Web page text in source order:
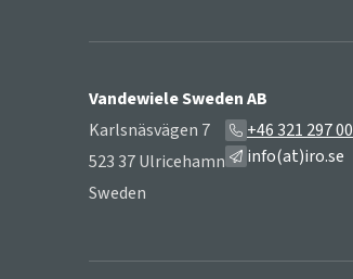
Vandewiele Sweden AB
Karlsnäsvägen 7
523 37 Ulricehamn
Sweden
+46 321 297 00
info(at)iro.se